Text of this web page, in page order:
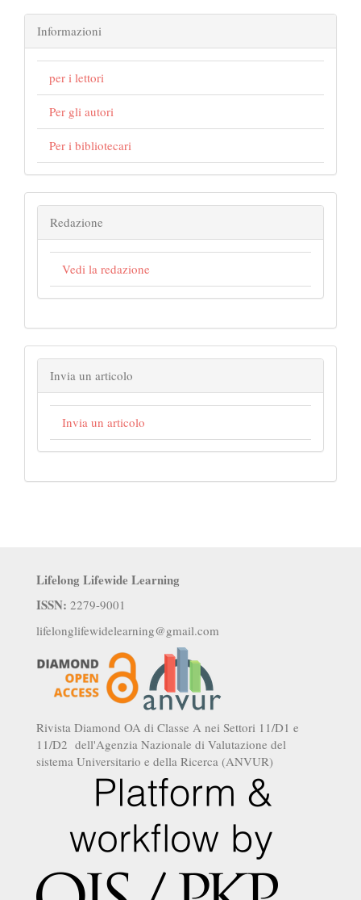
Informazioni
per i lettori
Per gli autori
Per i bibliotecari
Redazione
Vedi la redazione
Invia un articolo
Invia un articolo
Lifelong Lifewide Learning
ISSN: 2279-9001
lifelonglifewidelearning@gmail.com
Rivista Diamond OA di Classe A nei Settori 11/D1 e
11/D2 dell'Agenzia Nazionale di Valutazione del
sistema Universitario e della Ricerca (ANVUR)